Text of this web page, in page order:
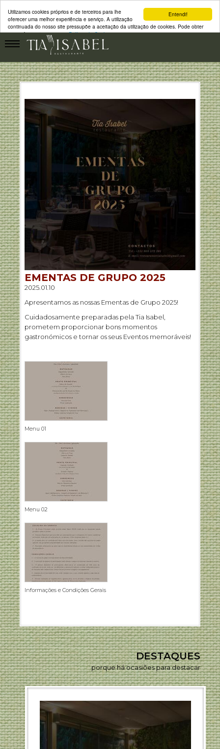
Entendi!
Utilizamos cookies próprios e de terceiros para lhe
oferecer uma melhor experiência e serviço. A utilização
continuada do nosso site pressupõe a aceitação da utilização de cookies. Pode obter
mais informação na nossaPolítica de Cookies.
EMENTAS DE GRUPO 2025
2025.01.10
Apresentamos as nossas Ementas de Grupo 2025!
Cuidadosamente preparadas pela Tia Isabel,
prometem proporcionar bons momentos
gastronómicos e tornar os seus Eventos memoráveis!
Menu 01
Menu 02
Informações e Condições Gerais
DESTAQUES
porque há ocasiões para destacar